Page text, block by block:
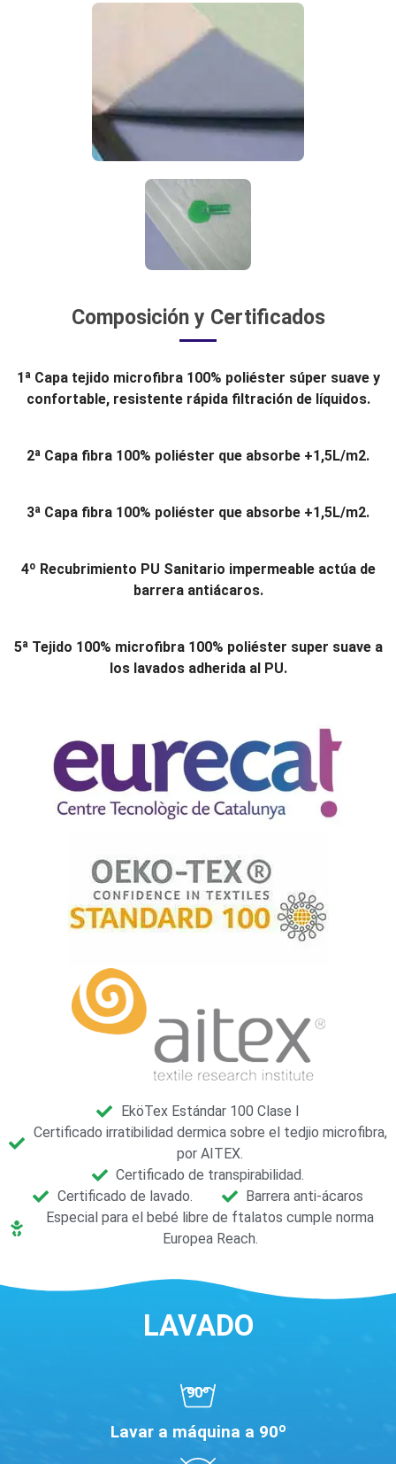
Composición y Certificados
1ª Capa tejido microfibra 100% poliéster súper suave y
confortable, resistente rápida filtración de líquidos.
2ª Capa fibra 100% poliéster que absorbe +1,5L/m2.
3ª Capa fibra 100% poliéster que absorbe +1,5L/m2.
4º Recubrimiento PU Sanitario impermeable actúa de
barrera antiácaros.
5ª Tejido 100% microfibra 100% poliéster super suave a
los lavados adherida al PU.
EköTex Estándar 100 Clase I
Certificado irratibilidad dermica sobre el tedjio microfibra,
por AITEX.
Certificado de transpirabilidad.
Certificado de lavado.
Barrera anti-ácaros
Especial para el bebé libre de ftalatos cumple norma
Europea Reach.
LAVADO
90º
Lavar a máquina a 90º